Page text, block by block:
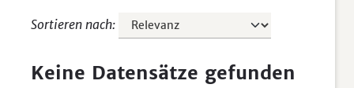
Sortieren nach
Keine Datensätze gefunden